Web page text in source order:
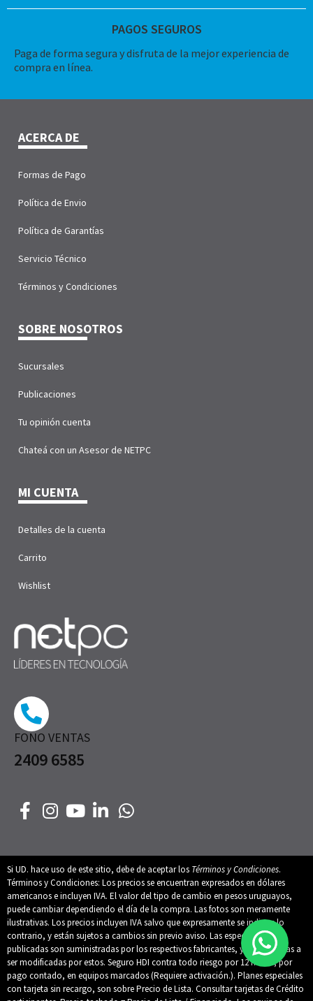
PAGOS SEGUROS
Paga de forma segura y disfruta de la mejor experiencia de
compra en línea.
FONO VENTAS
2409 6585
ACERCA DE
Formas de Pago
Política de Envio
Política de Garantías
Servicio Técnico
Términos y Condiciones
SOBRE NOSOTROS
Sucursales
Publicaciones
Tu opinión cuenta
Chateá con un Asesor de NETPC
MI CUENTA
Detalles de la cuenta
Carrito
Wishlist
Si UD. hace uso de este sitio, debe de aceptar los Términos y Condiciones.
Términos y Condiciones: Los precios se encuentran expresados en dólares
americanos e incluyen IVA. El valor del tipo de cambio en pesos uruguayos,
puede cambiar dependiendo el día de la compra. Las fotos son meramente
ilustrativas. Los precios incluyen IVA salvo que expresamente se indique lo
contrario, y están sujetos a cambios sin previo aviso. Las especificaciones
publicadas son suministradas por los respectivos fabricantes, y están sujetas a
ser modificadas por estos. Seguro HDI contra todo riesgo por 12 meses, por
pago contado, en equipos marcados (Requiere activación.). Planes especiales
con tarjeta sin recargo, son sobre Precio de Lista. Consultar tarjetas de Crédito